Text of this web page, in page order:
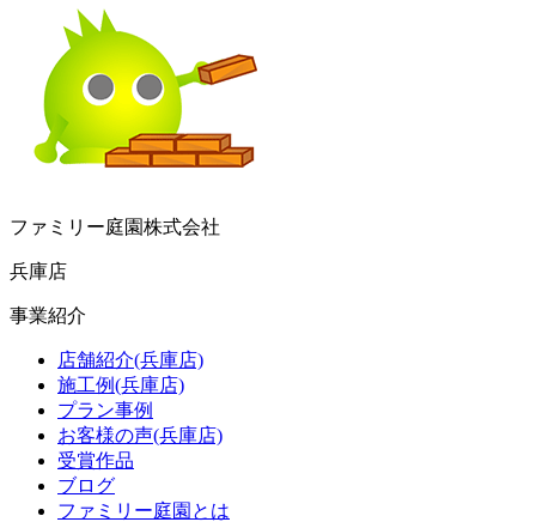
ファミリー庭園株式会社
兵庫店
事業紹介
店舗紹介(兵庫店)
施工例(兵庫店)
プラン事例
お客様の声(兵庫店)
受賞作品
ブログ
ファミリー庭園とは